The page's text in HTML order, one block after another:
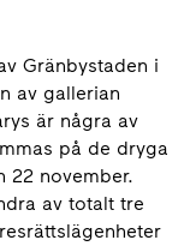
Gränbystaden i
av gallerian
är några av
på de dryga
22 november.
av totalt tre